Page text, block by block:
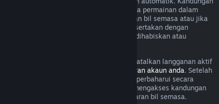
dianggap telah digunakan jika mana-mana permainan dalam
langganan telah dimainkan semasa kitaran bil semasa atau jika
mana-mana faedah atau diskaun yang disertakan dengan
langganan telah digunakan, diubah suai, dihabiskan atau
Harap maklum bahawa anda boleh membatalkan langganan aktif
butiran akaun anda. Setelah
dibatalkan, langganan anda tidak akan diperbaharui secara
automatik lagi, tetapi anda masih boleh mengakses kandungan
dan faedah langganan sehingga akhir kitaran bil semasa.